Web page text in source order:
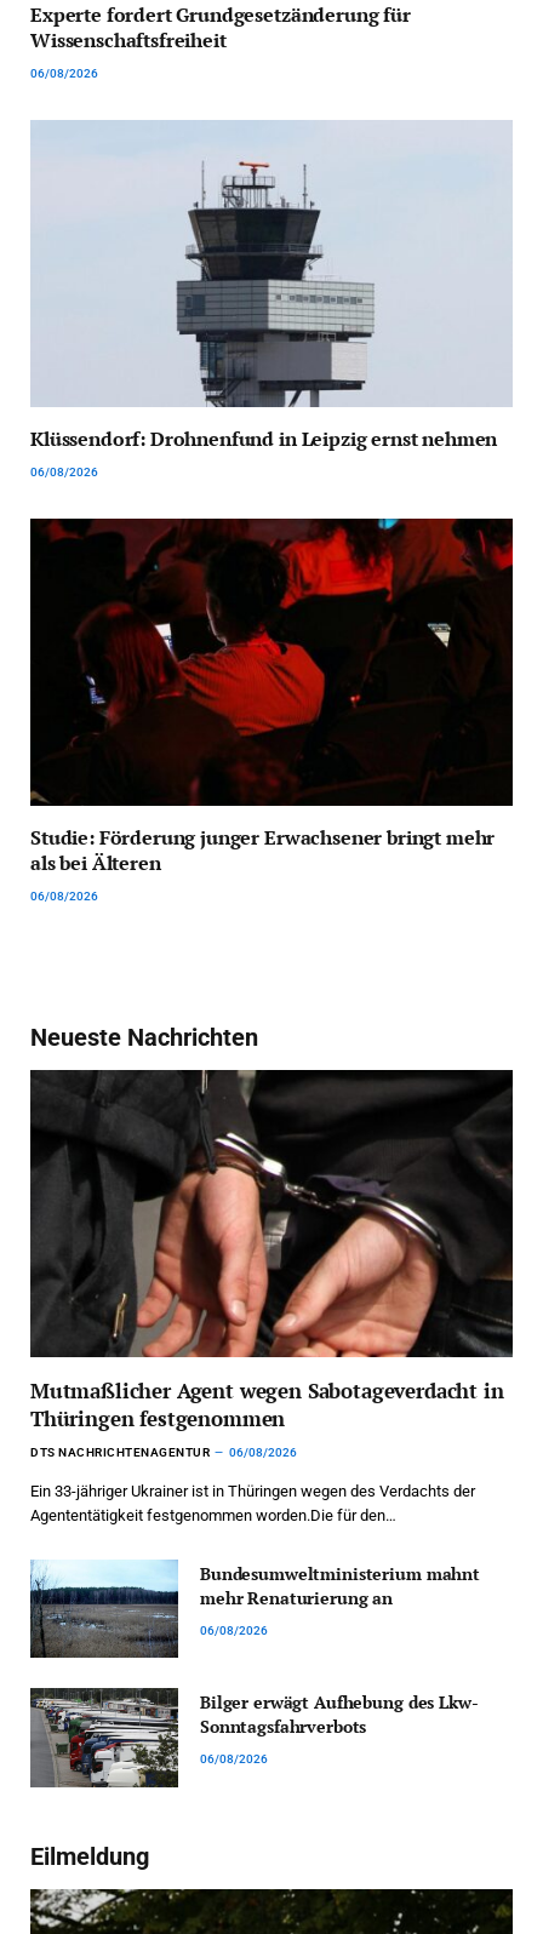
Experte fordert Grundgesetzänderung für
Wissenschaftsfreiheit
06/08/2026
Klüssendorf: Drohnenfund in Leipzig ernst nehmen
06/08/2026
Studie: Förderung junger Erwachsener bringt mehr
als bei Älteren
06/08/2026
Neueste Nachrichten
Mutmaßlicher Agent wegen Sabotageverdacht in
Thüringen festgenommen
DTS NACHRICHTENAGENTUR 06/08/2026
Ein 33-jähriger Ukrainer ist in Thüringen wegen des Verdachts der
Agententätigkeit festgenommen worden.Die für den…
Bundesumweltministerium mahnt
mehr Renaturierung an
06/08/2026
Bilger erwägt Aufhebung des Lkw-
Sonntagsfahrverbots
06/08/2026
Eilmeldung